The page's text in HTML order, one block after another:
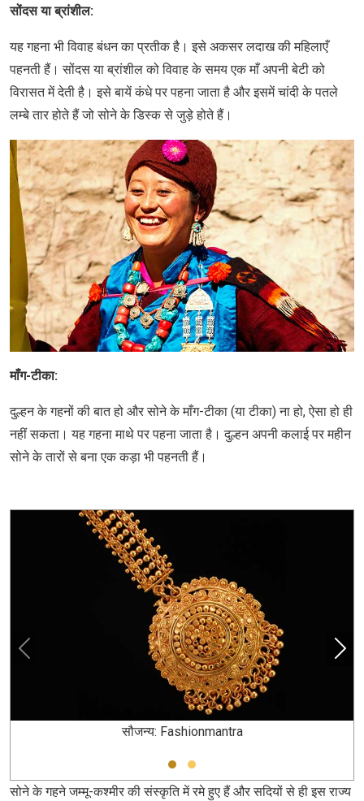
सोंदस या ब्रांशील:
यह गहना भी विवाह बंधन का प्रतीक है। इसे अकसर लदाख की महिलाएँ
पहनती हैं। सोंदस या ब्रांशील को विवाह के समय एक माँ अपनी बेटी को
विरासत में देती है। इसे बायें कंधे पर पहना जाता है और इसमें चांदी के पतले
लम्बे तार होते हैं जो सोने के डिस्क से जुड़े होते हैं।
माँग-टीका:
दुल्हन के गहनों की बात हो और सोने के माँग-टीका (या टीका) ना हो, ऐसा हो ही
नहीं सकता। यह गहना माथे पर पहना जाता है। दुल्हन अपनी कलाई पर महीन
सोने के तारों से बना एक कड़ा भी पहनती हैं।
सौजन्य: Fashionmantra
सोने के गहने जम्मू-कश्मीर की संस्कृति में रमे हुए हैं और सदियों से ही इस राज्य